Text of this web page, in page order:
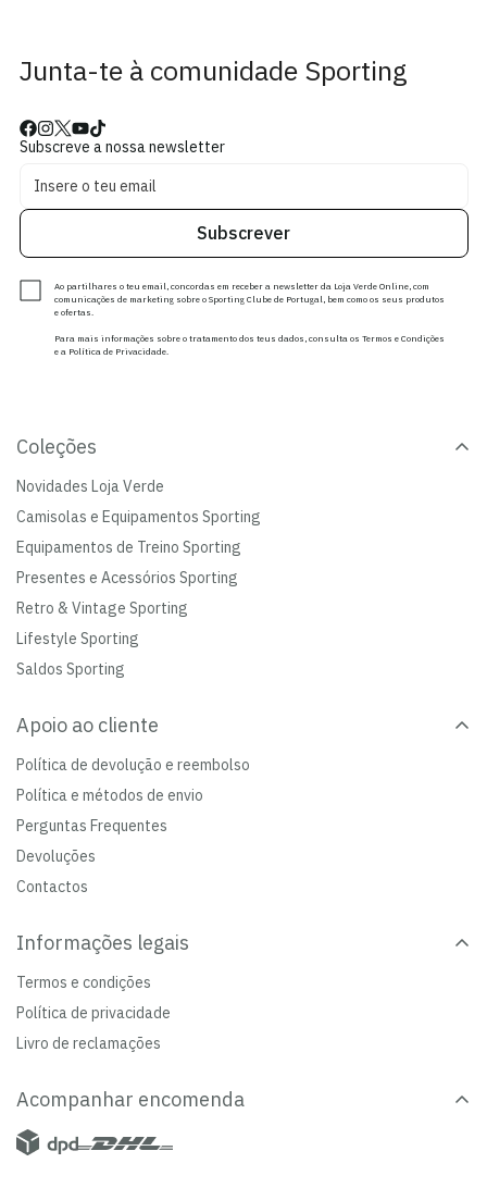
Junta-te à comunidade Sporting
Subscreve a nossa newsletter
Subscrever
Ao partilhares o teu email, concordas em receber a newsletter da Loja Verde Online, com
comunicações de marketing sobre o Sporting Clube de Portugal, bem como os seus produtos
e ofertas.
Para mais informações sobre o tratamento dos teus dados, consulta os Termos e Condições
e a Política de Privacidade.
Coleções
Novidades Loja Verde
Camisolas e Equipamentos Sporting
Equipamentos de Treino Sporting
Presentes e Acessórios Sporting
Retro & Vintage Sporting
Lifestyle Sporting
Saldos Sporting
Apoio ao cliente
Política de devolução e reembolso
Política e métodos de envio
Perguntas Frequentes
Devoluções
Contactos
Informações legais
Termos e condições
Política de privacidade
Livro de reclamações
Acompanhar encomenda